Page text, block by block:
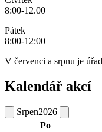
8:00-12.00
Pátek
8:00-12:00
V červenci a srpnu je
Kalendář akcí
Srpen2026
Po